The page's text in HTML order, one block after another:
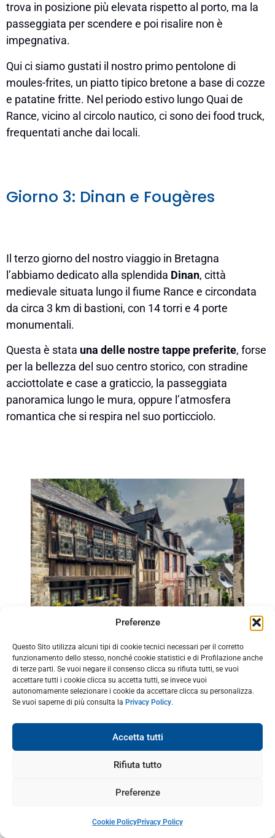
Preferenze
Questo Sito utilizza alcuni tipi di cookie tecnici necessari per il corretto
funzionamento dello stesso, nonché cookie statistici e di Profilazione anche
di terze parti. Se vuoi negare il consenso clicca su rifiuta tutti, se vuoi
accettare tutti i cookie clicca su accetta tutti, se invece vuoi
autonomamente selezionare i cookie da accettare clicca su personalizza.
Se vuoi saperne di più consulta la Privacy Policy.
Accetta tutti
Rifiuta tutto
Preferenze
Cookie PolicyPrivacy Policy
trova in posizione più elevata rispetto al porto, ma la
passeggiata per scendere e poi risalire non è
impegnativa.
Qui ci siamo gustati il nostro primo pentolone di
moules-frites, un piatto tipico bretone a base di cozze
e patatine fritte. Nel periodo estivo lungo Quai de
Rance, vicino al circolo nautico, ci sono dei food truck,
frequentati anche dai locali.
Giorno 3: Dinan e Fougères
Il terzo giorno del nostro viaggio in Bretagna
l’abbiamo dedicato alla splendida Dinan, città
medievale situata lungo il fiume Rance e circondata
da circa 3 km di bastioni, con 14 torri e 4 porte
monumentali.
Questa è stata una delle nostre tappe preferite, forse
per la bellezza del suo centro storico, con stradine
acciottolate e case a graticcio, la passeggiata
panoramica lungo le mura, oppure l’atmosfera
romantica che si respira nel suo porticciolo.
Insomma una tappa assolutamente da non perdere.
Potrebbe interessartiCosa vedere a Dinan: 5 tappe
da non perdere nella perla della Bretagna
Successivamente ci siamo spostati a
città fortificata e ricca di storia. Con il senno di poi non
l’avremmo dovuta visitare dopo Dinan, dato che dista
visita a Saint-Suliac oppure a Vitré.
Ma come sempre i luoghi da vedere sono tanti ed il